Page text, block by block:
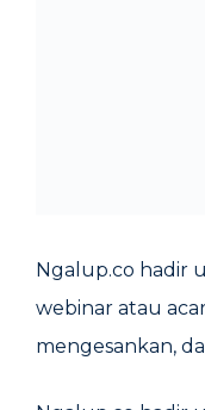
Ngalup.co hadir
webinar atau
mengesankan,